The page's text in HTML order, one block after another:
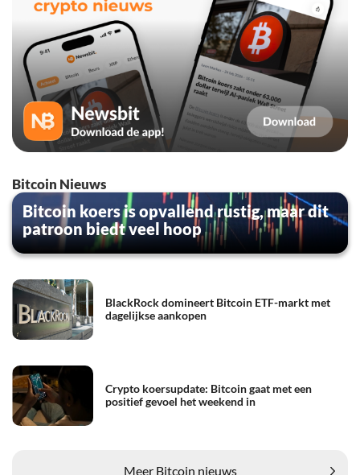
Bitcoin Nieuws
Bitcoin koers is opvallend rustig, maar dit
patroon biedt veel hoop
BlackRock domineert Bitcoin ETF-markt met
dagelijkse aankopen
Crypto koersupdate: Bitcoin gaat met een
positief gevoel het weekend in
Meer Bitcoin nieuws